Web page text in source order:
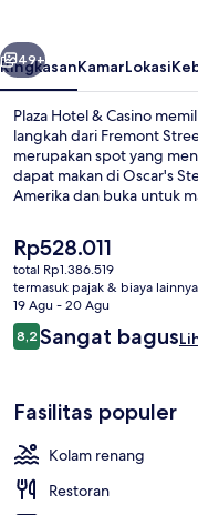
Berikutnya
49+
RingkasanKamarLokasi
Plaza Hotel & Casino
langkah dari Fremont
merupakan spot yang
dapat makan di Oscar's
Amerika dan buka untuk
traveler terkesan dengan
Harga
saat
ini
Rp528.011
Rp528.011
total Rp1.386.519
termasuk pajak & biaya lainnya
19 Agu - 20 Agu
Ulasan
8,28,2 dari 10
Sangat bagus
Fasilitas populer
Kolam renang
Restoran